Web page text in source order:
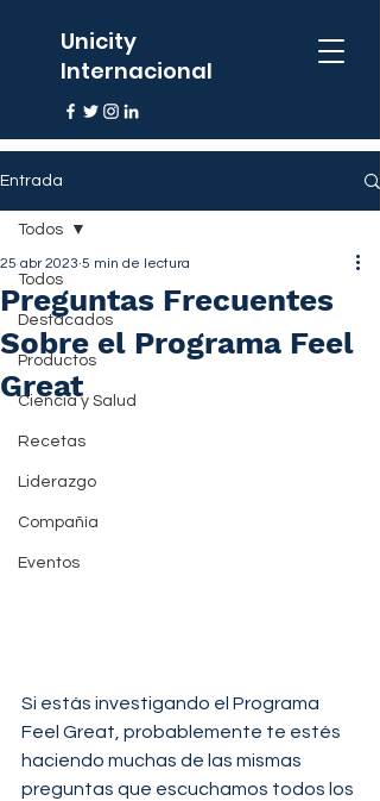
Unicity
Internacional
Entrada
Todos
Destacados
Productos
Ciencia y Salud
Recetas
Liderazgo
Compañía
Eventos
Todos
Preguntas Frecuentes
Sobre el Programa Feel
Great
25 abr 2023 5 min de lectura
Si estás investigando el Programa
Feel Great, probablemente te estés
haciendo muchas de las mismas
preguntas que escuchamos todos los